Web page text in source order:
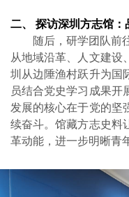
二、 探访深圳方志馆：
随后，研学团队前
从地域沿革、人文建设
圳从边陲渔村跃升为国
员结合党史学习成果开
发展的核心在于党的坚
续奋斗。馆藏方志史料
革动能，进一步明晰青